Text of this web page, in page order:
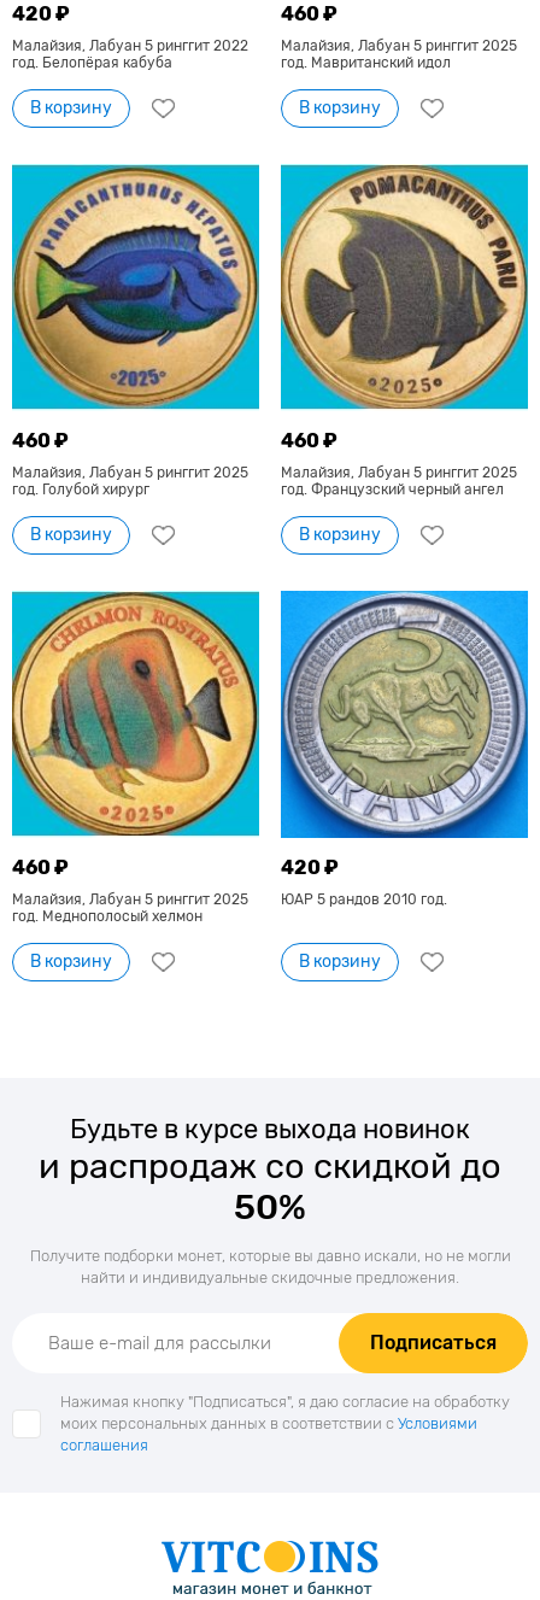
420 ₽
Малайзия, Лабуан 5 ринггит 2022
год. Белопёрая кабуба
В корзину
460 ₽
Малайзия, Лабуан 5 ринггит 2025
год. Мавританский идол
В корзину
460 ₽
Малайзия, Лабуан 5 ринггит 2025
год. Голубой хирург
В корзину
460 ₽
Малайзия, Лабуан 5 ринггит 2025
год. Французский черный ангел
В корзину
460 ₽
Малайзия, Лабуан 5 ринггит 2025
год. Меднополосый хелмон
В корзину
420 ₽
ЮАР 5 рандов 2010 год.
В корзину
Будьте в курсе выхода новинок
и распродаж со скидкой до
50%
Получите подборки монет, которые вы давно искали, но не могли
найти и индивидуальные скидочные предложения.
Подписаться
Нажимая кнопку "Подписаться", я даю согласие на обработку
моих персональных данных в соответствии с Условиями
соглашения